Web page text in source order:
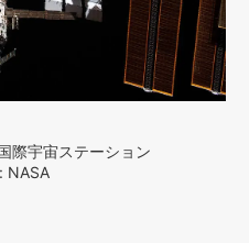
際宇宙ステーション
NASA